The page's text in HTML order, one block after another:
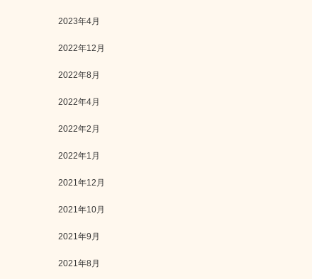
2023年4月
2022年12月
2022年8月
2022年4月
2022年2月
2022年1月
2021年12月
2021年10月
2021年9月
2021年8月